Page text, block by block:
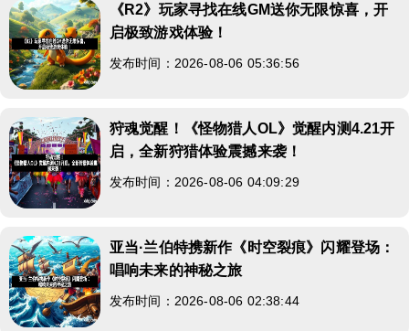
《R2》玩家寻找在线GM送你无限惊喜，开
启极致游戏体验！
发布时间：2026-08-06 05:36:56
狩魂觉醒！《怪物猎人OL》觉醒内测4.21开
启，全新狩猎体验震撼来袭！
发布时间：2026-08-06 04:09:29
亚当·兰伯特携新作《时空裂痕》闪耀登场：
唱响未来的神秘之旅
发布时间：2026-08-06 02:38:44